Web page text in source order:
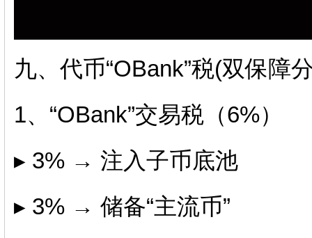
九、代币“OBank”税(双保障
1、“OBank”交易税（6%）
▸ 3% → 注入子币底池
▸ 3% → 储备“主流币”